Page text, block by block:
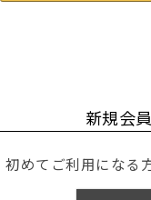
新規会
初めてご利用になる